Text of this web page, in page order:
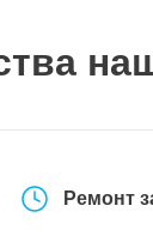
Ремонт